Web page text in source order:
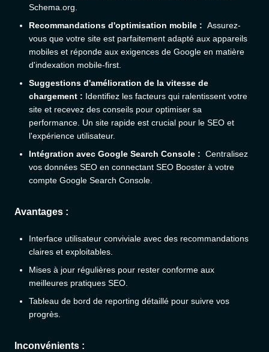
Schema.org.
Recommandations d'optimisation mobile : Assurez-
vous que votre site est parfaitement adapté aux appareils
mobiles et réponde aux exigences de Google en matière
d'indexation mobile-first.
Suggestions d'amélioration de la vitesse de
chargement : Identifiez les facteurs qui ralentissent votre
site et recevez des conseils pour optimiser sa
performance. Un site rapide est crucial pour le SEO et
l'expérience utilisateur.
Intégration avec Google Search Console : Centralisez
vos données SEO en connectant SEO Booster à votre
compte Google Search Console.
Avantages :
Interface utilisateur conviviale avec des recommandations
claires et exploitables.
Mises à jour régulières pour rester conforme aux
meilleures pratiques SEO.
Tableau de bord de reporting détaillé pour suivre vos
progrès.
Inconvénients :